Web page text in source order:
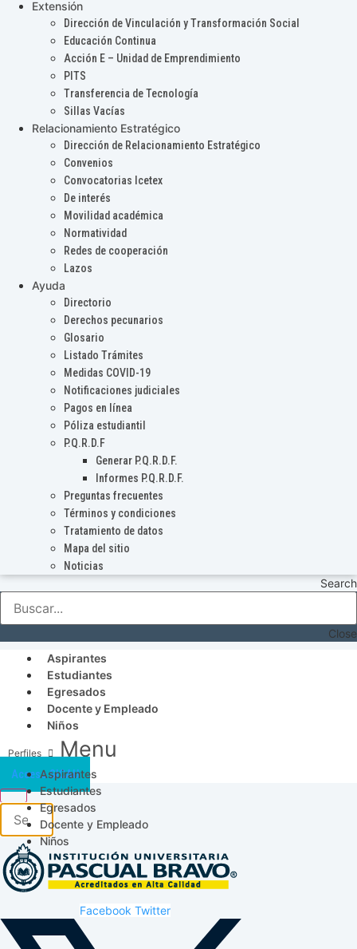
Extensión
Dirección de Vinculación y Transformación Social
Educación Continua
Acción E – Unidad de Emprendimiento
PITS
Transferencia de Tecnología
Sillas Vacías
Relacionamiento Estratégico
Dirección de Relacionamiento Estratégico
Convenios
Convocatorias Icetex
De interés
Movilidad académica
Normatividad
Redes de cooperación
Lazos
Ayuda
Directorio
Derechos pecunarios
Glosario
Listado Trámites
Medidas COVID-19
Notificaciones judiciales
Pagos en línea
Póliza estudiantil
P.Q.R.D.F
Generar P.Q.R.D.F.
Informes P.Q.R.D.F.
Preguntas frecuentes
Términos y condiciones
Tratamiento de datos
Mapa del sitio
Noticias
Search
Close
Aspirantes
Estudiantes
Egresados
Docente y Empleado
Niños
Menu
Aspirantes
Estudiantes
Egresados
Docente y Empleado
Niños
Acceso SICAU
Facebook Twitter